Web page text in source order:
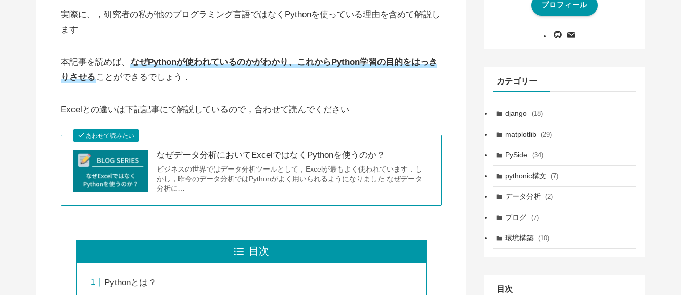
実際に、，研究者の私が他のプログラミング言語ではなくPythonを使っている理由を含めて解説し
ます
本記事を読めば、
なぜPythonが使われているのかがわかり、これからPython学習の目的をはっき
りさせる ことができるでしょう．
Excelとの違いは下記記事にて解説しているので，合わせて読んでください
あわせて読みたい
なぜデータ分析においてExcelではなくPythonを使うのか？
ビジネスの世界ではデータ分析ツールとして，Excelが最もよく使われています．し
かし，昨今のデータ分析ではPythonがよく用いられるようになりました なぜデータ
分析に…
目次
Pythonとは？
プロフィール
カテゴリー
django (18)
matplotlib (29)
PySide (34)
pythonic構文 (7)
データ分析 (2)
ブログ (7)
環境構築 (10)
目次